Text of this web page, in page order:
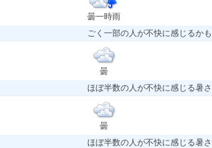
曇一時雨
ごく一部の人が不快に感じるかも
曇
ほぼ半数の人が不快に感じる暑さ
曇
ほぼ半数の人が不快に感じる暑さ